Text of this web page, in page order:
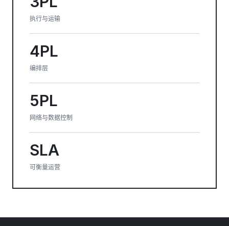
执行与运输
4PL
编排层
5PL
网络与数据控制
SLA
可衡量运营